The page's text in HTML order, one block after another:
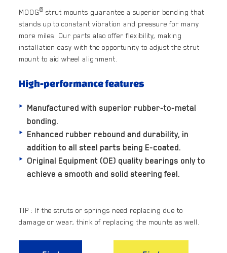
MOOG® strut mounts guarantee a superior bonding that
stands up to constant vibration and pressure for many
more miles. Our parts also offer flexibility, making
installation easy with the opportunity to adjust the strut
mount to aid wheel alignment.
High-performance features
Manufactured with superior rubber-to-metal
bonding.
Enhanced rubber rebound and durability, in
addition to all steel parts being E-coated.
Original Equipment (OE) quality bearings only to
achieve a smooth and solid steering feel.
TIP : If the struts or springs need replacing due to
damage or wear, think of replacing the mounts as well.